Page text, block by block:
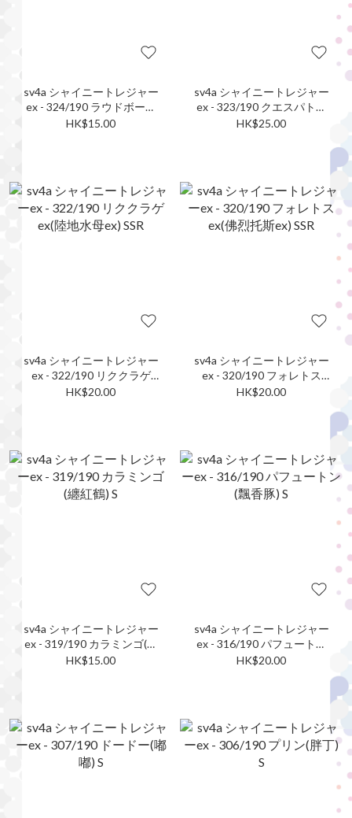
sv4a シャイニートレジャー
ex - 324/190 ラウドボーン
ex(骨紋巨聲鱷ex) SSR
HK$15.00
sv4a シャイニートレジャー
ex - 323/190 クエスパトラ
ex(超能豔鴕ex) SSR
HK$25.00
sv4a シャイニートレジャー
ex - 322/190 リククラゲ
ex(陸地水母ex) SSR
HK$20.00
sv4a シャイニートレジャー
ex - 320/190 フォレトス
ex(佛烈托斯ex) SSR
HK$20.00
sv4a シャイニートレジャー
ex - 319/190 カラミンゴ(纏
紅鶴) S
HK$15.00
sv4a シャイニートレジャー
ex - 316/190 パフュートン
(飄香豚) S
HK$20.00